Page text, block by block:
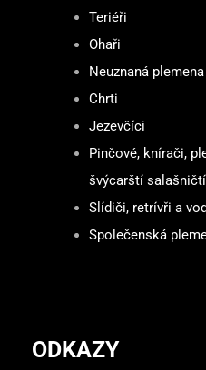
Teriéři
Ohaři
Neuznaná
Chrti
Jezevčíci
Pinčové, knírači,
švýcarští
Slídiči, retrívři a
Společenská
ODKAZY